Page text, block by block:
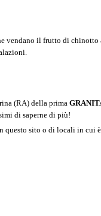
vendano il frutto di
(RA) della prima
di saperne di più!
questo sito o di locali in cui